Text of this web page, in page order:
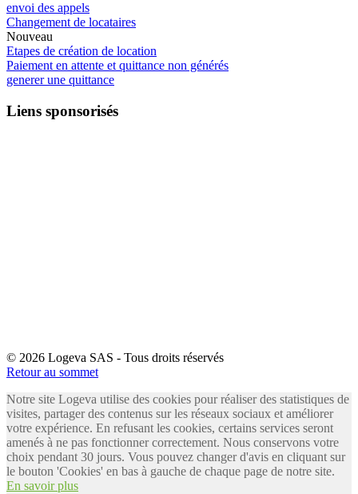
envoi des appels
Changement de locataires
Nouveau
Etapes de création de location
Paiement en attente et quittance non générés
generer une quittance
Liens sponsorisés
© 2026 Logeva SAS - Tous droits réservés
Retour au sommet
Notre site Logeva utilise des cookies pour réaliser des statistiques de
visites, partager des contenus sur les réseaux sociaux et améliorer
votre expérience. En refusant les cookies, certains services seront
amenés à ne pas fonctionner correctement. Nous conservons votre
choix pendant 30 jours. Vous pouvez changer d'avis en cliquant sur
le bouton 'Cookies' en bas à gauche de chaque page de notre site.
En savoir plus